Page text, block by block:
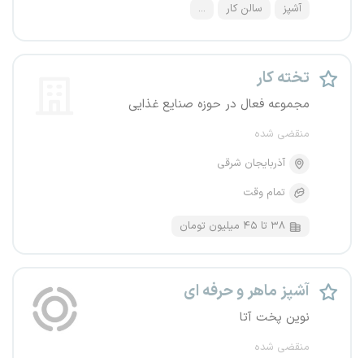
آشپز سالن کار ...
تخته کار
مجموعه فعال در حوزه صنایع غذایی
منقضی شده
آذربایجان شرقی
تمام وقت
۳۸ تا ۴۵ میلیون تومان
آشپز ماهر و حرفه ای
نوین پخت آتا
منقضی شده